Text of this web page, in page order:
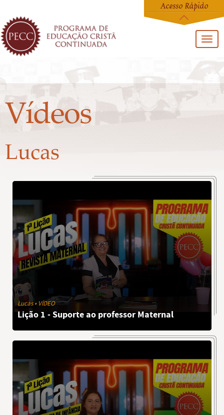
Acesso Rápido
Vídeos
Lucas
Lucas • VÍDEO
Lição 1 - Suporte ao professor Maternal